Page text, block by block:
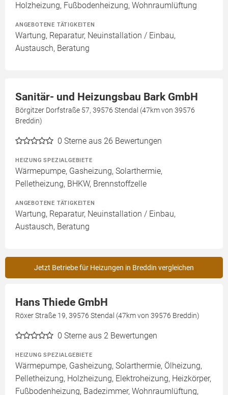
Holzheizung, Fußbodenheizung, Wohnraumlüftung
ANGEBOTENE TÄTIGKEITEN
Wartung, Reparatur, Neuinstallation / Einbau,
Austausch, Beratung
Sanitär- und Heizungsbau Bark GmbH
Börgitzer Dorfstraße 57, 39576 Stendal (47km von 39576
Breddin)
0 Sterne aus 26 Bewertungen
HEIZUNG SPEZIALGEBIETE
Wärmepumpe, Gasheizung, Solarthermie,
Pelletheizung, BHKW, Brennstoffzelle
ANGEBOTENE TÄTIGKEITEN
Wartung, Reparatur, Neuinstallation / Einbau,
Austausch, Beratung
Jetzt Betriebe für Heizungen in Breddin vergleichen
Hans Thiede GmbH
Röxer Straße 19, 39576 Stendal (47km von 39576 Breddin)
0 Sterne aus 2 Bewertungen
HEIZUNG SPEZIALGEBIETE
Wärmepumpe, Gasheizung, Solarthermie, Ölheizung,
Pelletheizung, Holzheizung, Elektroheizung, Heizkörper,
Fußbodenheizung, Badezimmer, Wohnraumlüftung,